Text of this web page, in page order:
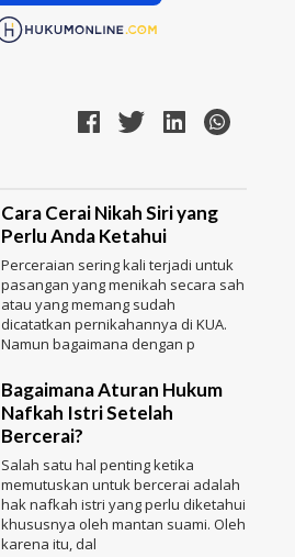
Cara Cerai Nikah Siri yang
Perlu Anda Ketahui
Perceraian sering kali terjadi untuk
pasangan yang menikah secara sah
atau yang memang sudah
dicatatkan pernikahannya di KUA.
Namun bagaimana dengan p
Bagaimana Aturan Hukum
Nafkah Istri Setelah
Bercerai?
Salah satu hal penting ketika
memutuskan untuk bercerai adalah
hak nafkah istri yang perlu diketahui
khususnya oleh mantan suami. Oleh
karena itu, dal